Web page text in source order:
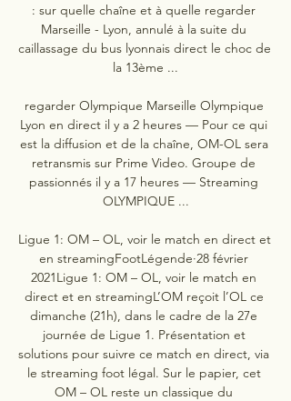
: sur quelle chaîne et à quelle regarder
Marseille - Lyon, annulé à la suite du
caillassage du bus lyonnais direct le choc de
la 13ème ...
regarder Olympique Marseille Olympique
Lyon en direct il y a 2 heures — Pour ce qui
est la diffusion et de la chaîne, OM-OL sera
retransmis sur Prime Video. Groupe de
passionnés il y a 17 heures — Streaming
OLYMPIQUE ...
Ligue 1: OM – OL, voir le match en direct et
en streamingFootLégende·28 février
2021Ligue 1: OM – OL, voir le match en
direct et en streamingL’OM reçoit l’OL ce
dimanche (21h), dans le cadre de la 27e
journée de Ligue 1. Présentation et
solutions pour suivre ce match en direct, via
le streaming foot légal. Sur le papier, cet
OM – OL reste un classique du